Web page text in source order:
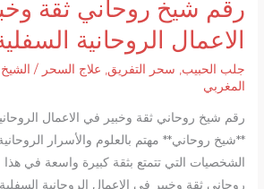
رقم شيخ روحاني ثقة
الاعمال الروحانية
جلب الحبيب سحر التفريق علاج السحر / الشيخ
المغربي
رقم شيخ روحاني ثقة وخبير في الاعمال
**شيخ روحاني** مهتم بالعلوم والأسرار
الشخصيات التي تتمتع بثقة كبيرة واسعة في
روحاني ثقة وخبير في الاعمال الروحانية السفلية